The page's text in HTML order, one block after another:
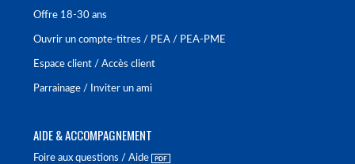
Offre 18-30 ans
Ouvrir un compte-titres / PEA / PEA-PME
Espace client / Accès client
Parrainage / Inviter un ami
AIDE & ACCOMPAGNEMENT
Foire aux questions / Aide